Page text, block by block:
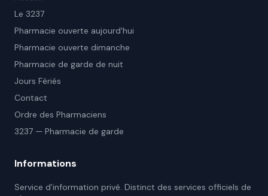
Le 3237
Pharmacie ouverte aujourd'hui
Pharmacie ouverte dimanche
Pharmacie de garde de nuit
Jours Fériés
Contact
Ordre des Pharmaciens
3237 — Pharmacie de garde
Informations
Service d'information privé. Distinct des services officiels de